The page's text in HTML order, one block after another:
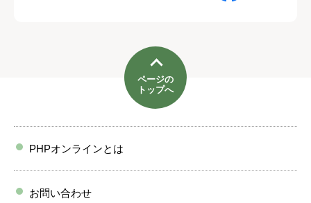
ページの
トップへ
PHPオンラインとは
お問い合わせ